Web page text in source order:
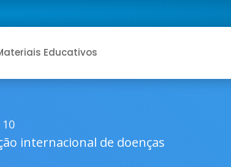
Educativos
internacional de doenças